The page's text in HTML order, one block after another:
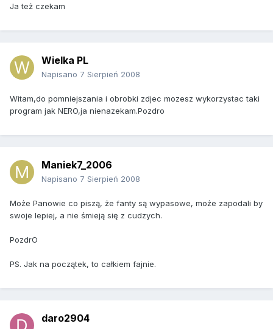
Ja też czekam
Wielka PL
Napisano 7 Sierpień 2008
Witam,do pomniejszania i obrobki zdjec mozesz wykorzystac taki
program jak NERO,ja nienazekam.Pozdro
Maniek7_2006
Napisano 7 Sierpień 2008
Może Panowie co piszą, że fanty są wypasowe, może zapodali by
swoje lepiej, a nie śmieją się z cudzych.
PozdrO
PS. Jak na początek, to całkiem fajnie.
daro2904